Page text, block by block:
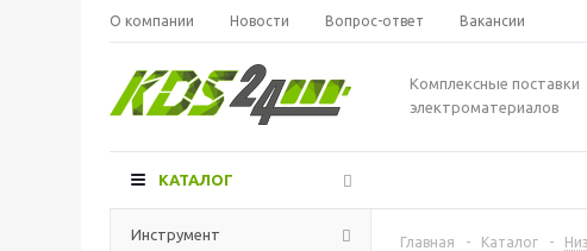
О компании Новости Вопрос-ответ Вакансии
Комплексные поставки
электроматериалов
КАТАЛОГ
Инструмент Главная - Каталог -